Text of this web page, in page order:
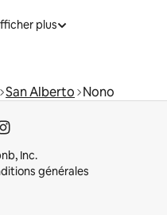
plus
San Alberto Nono
Inc.
générales